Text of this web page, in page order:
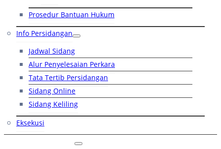
Prosedur Bantuan Hukum
Info Persidangan
Jadwal Sidang
Alur Penyelesaian Perkara
Tata Tertib Persidangan
Sidang Online
Sidang Keliling
Eksekusi